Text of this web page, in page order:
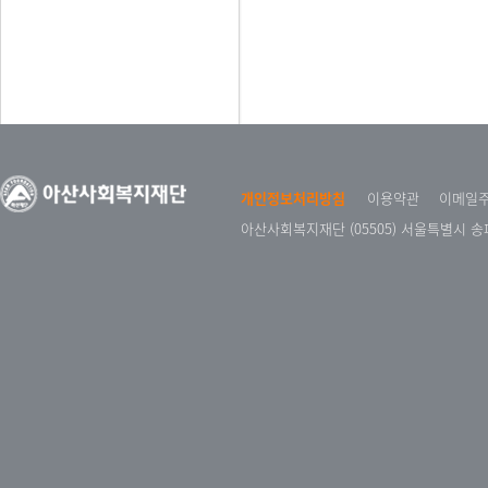
개인정보처리방침 이용약관
이메일
아산사회복지재단 (05505) 서울특별시